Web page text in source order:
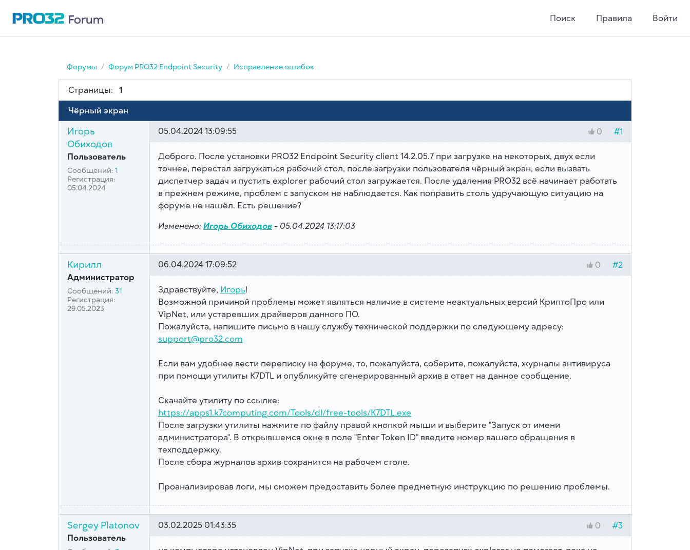
Поиск Правила Войти
Форумы Форум PRO32 Endpoint Security Исправление ошибок
Страницы: 1
Чёрный экран
Игорь
Обиходов
Пользователь
Сообщений: 1
Регистрация:
05.04.2024
#1
0
05.04.2024 13:09:55
Доброго. После установки PRO32 Endpoint Security client 14.2.05.7 при загрузке на некоторых, двух если
точнее, перестал загружаться рабочий стол, после загрузки пользователя чёрный экран, если вызвать
диспетчер задач и пустить explorer рабочий стол загружается. После удаления PRO32 всё начинает работать
в прежнем режиме, проблем с запуском не наблюдается. Как поправить столь удручающую ситуацию на
форуме не нашёл. Есть решение?
Изменено: Игорь Обиходов- 05.04.2024 13:17:03
Кирилл
Администратор
Сообщений: 31
Регистрация:
29.05.2023
#2
0
06.04.2024 17:09:52
Здравствуйте, Игорь!
Возможной причиной проблемы может являться наличие в системе неактуальных версий КриптоПро или
VipNet, или устаревших драйверов данного ПО.
Пожалуйста, напишите письмо в нашу службу технической поддержки по следующему адресу:
support@pro32.com
Если вам удобнее вести переписку на форуме, то, пожалуйста, соберите, пожалуйста, журналы антивируса
при помощи утилиты K7DTL и опубликуйте сгенерированный архив в ответ на данное сообщение.
Скачайте утилиту по ссылке:
https://apps1.k7computing.com/Tools/dl/free-tools/K7DTL.exe
После загрузки утилиты нажмите по файлу правой кнопкой мыши и выберите "Запуск от имени
администратора". В открывшемся окне в поле "Enter Token ID" введите номер вашего обращения в
техподдержку.
После сбора журналов архив сохранится на рабочем столе.
Проанализировав логи, мы сможем предоставить более предметную инструкцию по решению проблемы.
Sergey Platonov
Пользователь
#3
0
03.02.2025 01:43:35